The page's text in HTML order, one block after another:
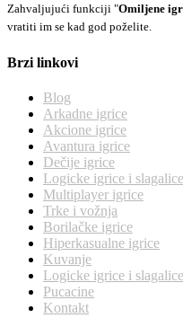
Zahvaljujući funkciji "Omiljene
vratiti im se kad god poželite.
Brzi linkovi
Blog
Arkadne igrice
Akcione igrice
Avantura igrice
Dečije igrice
Logicke igrice i slagalice
Multiplayer igrice
Trke i vožnja
Borilačke igrice
Hiperkasualne igrice
Kuvanje
Logicke igrice i slagalice
Pucacine
Kontakt